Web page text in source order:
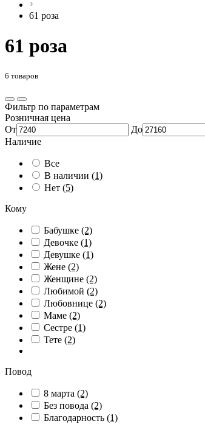
61 роза
61 роза
6 товаров
Фильтр по параметрам
Розничная цена
От
До
Наличие
Все
В наличии (1)
Нет (5)
Кому
Бабушке (2)
Девочке (1)
Девушке (1)
Жене (2)
Женщине (2)
Любимой (2)
Любовнице (2)
Маме (2)
Сестре (1)
Тете (2)
Повод
8 марта (2)
Без повода (2)
Благодарность (1)